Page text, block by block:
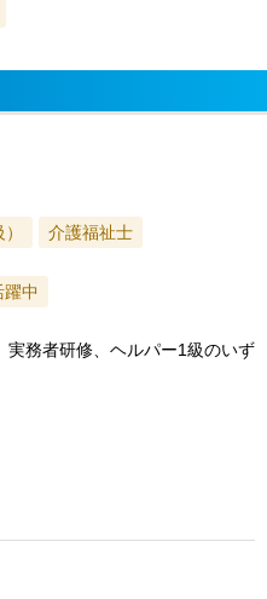
介護福祉士
躍中
実務者研修、ヘルパー1級のいず